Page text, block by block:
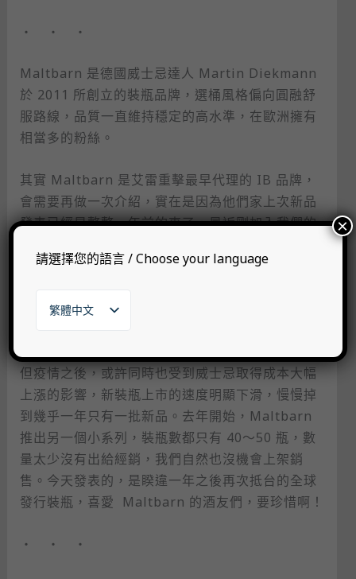
・ ・ ・
Maltbarn 是德國威士忌達人 Martin Diekmann
於 2011 所創立的裝瓶品牌，選桶風格偏向圓融舒
服路線，品質一直維持穩定的高水準，在歐洲擁有
相當多的粉絲。
其實 Maltbarn 是艾雷重擊最早代理的 IB 品牌，
會需要再做一次介紹，實在是因為他們家上次新品
發表已經是整整一年前的事了，最近剛加入我們的
都會穩定發行三個批次，每次 6～7 款。陸續以
來，幾款好好喝的 Glenlossie、Glentaucher、
Blair Athol、Port Charlotte（我還可以一直列下
去），都讓人印象深刻。不僅好喝，而且耐喝。
但疫情之後，或許同時也受到威士忌取得成本大幅
上漲的影響，新裝瓶上市的速度明顯下滑，慢慢掉
到幾乎一年只有一批新品。去年開始，Maltbarn
推出另一個小系列，裝瓶數都只有 40～50 瓶，數
量太少沒有出給經銷，我們自然也沒機會上架銷
售。今天發表的，是睽違一年之後再次抵台的全球
發行裝瓶，喜愛 ​ Maltbarn 的酒友們，要珍惜啊！
・ ・ ・
請選擇您的語言 / Choose your language
繁體中文
English
한국어
×